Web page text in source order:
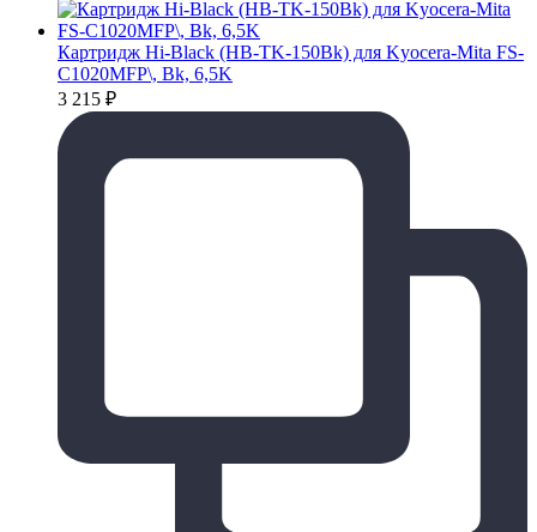
Картридж Hi-Black (HB-TK-150Bk) для Kyocera-Mita FS-
C1020MFP\, Bk, 6,5K
3 215 ₽